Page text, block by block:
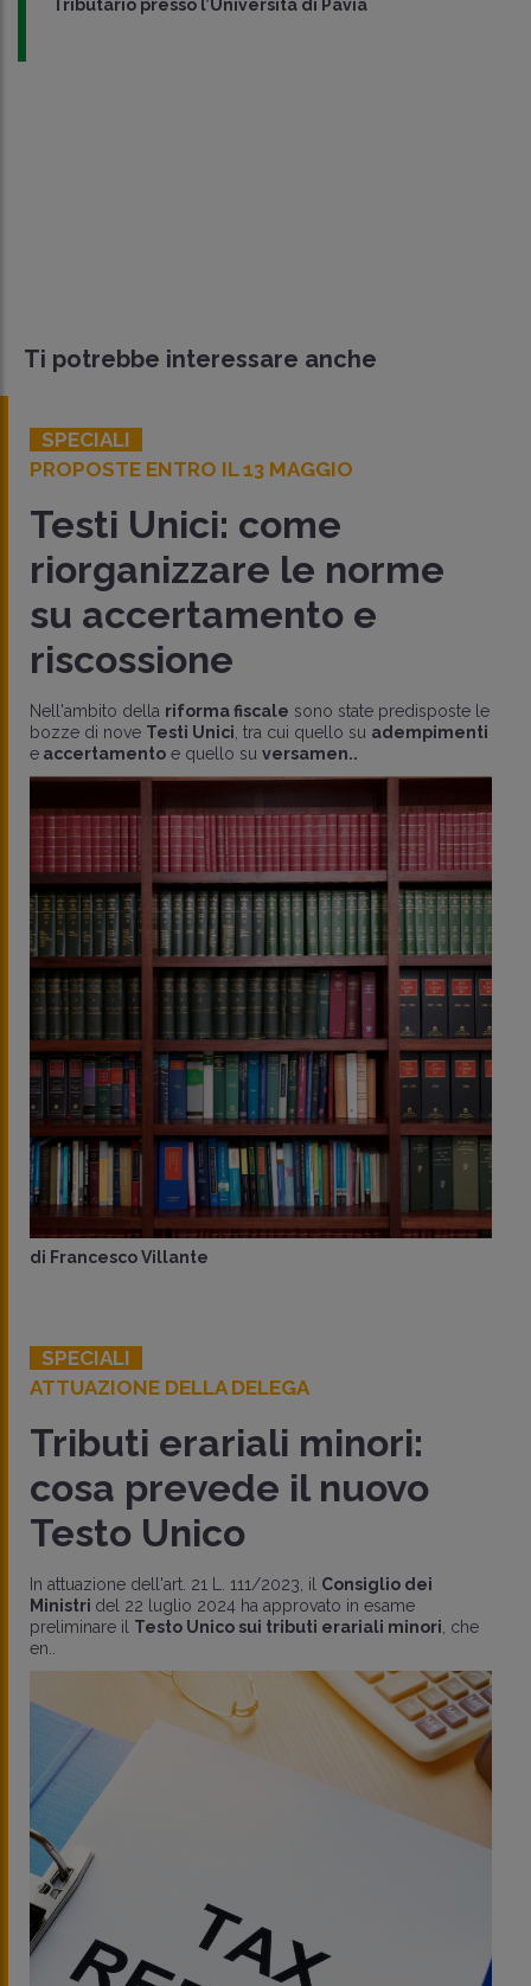
Tributario presso l’Università di Pavia
Ti potrebbe interessare anche
SPECIALI
PROPOSTE ENTRO IL 13 MAGGIO
Testi Unici: come
riorganizzare le norme
su accertamento e
riscossione
Nell'ambito della riforma fiscale sono state predisposte le
bozze di nove Testi Unici, tra cui quello su adempimenti
e accertamento e quello su versamen..
di Francesco Villante
SPECIALI
ATTUAZIONE DELLA DELEGA
Tributi erariali minori:
cosa prevede il nuovo
Testo Unico
In attuazione dell'art. 21 L. 111/2023, il Consiglio dei
Ministri del 22 luglio 2024 ha approvato in esame
preliminare il Testo Unico sui tributi erariali minori, che
en..